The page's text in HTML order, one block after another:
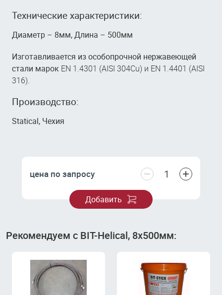
Технические характеристики:
Диаметр – 8мм, Длина – 500мм
Изготавливается из особопрочной нержавеющей
стали марок EN 1.4301 (AISI 304Cu) и EN 1.4401 (AISI
316).
Производство:
Statical, Чехия
цена по запросу − +
Добавить
Рекомендуем с BIT-Helical, 8х500мм: